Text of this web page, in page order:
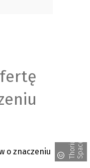
T
h
o
r
iu
m
S
p
a
ce